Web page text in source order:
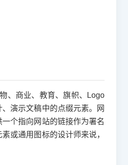
、商业、教育、旗帜、Logo
演示文稿中的点缀元素。网
个指向网站的链接作为署名
或通用图标的设计师来说，